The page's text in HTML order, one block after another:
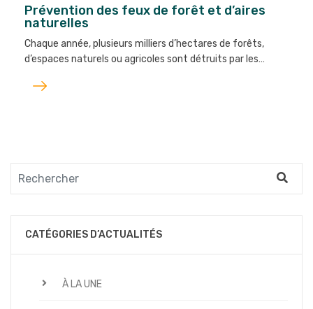
Prévention des feux de forêt et d’aires
naturelles
Chaque année, plusieurs milliers d’hectares de forêts,
d’espaces naturels ou agricoles sont détruits par les…
Lire
l'article
CATÉGORIES D’ACTUALITÉS
À LA UNE